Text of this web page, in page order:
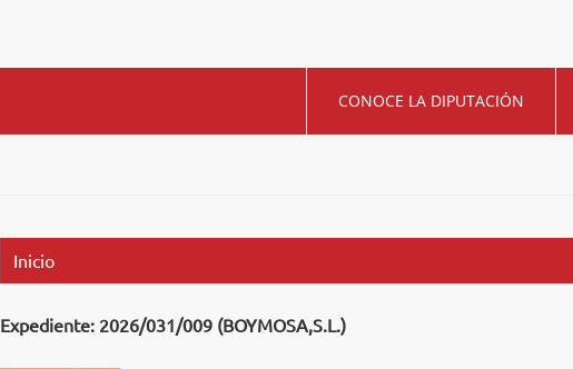
CONOCE LA DIPUTACIÓN
Inicio
Expediente: 2026/031/009 (BOYMOSA,S.L.)